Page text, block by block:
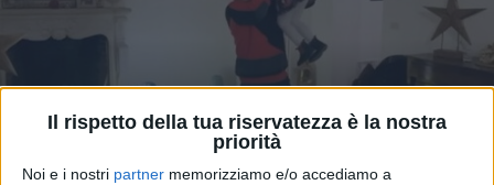
Il rispetto della tua riservatezza è la nostra
priorità
Noi e i nostri partner memorizziamo e/o accediamo a